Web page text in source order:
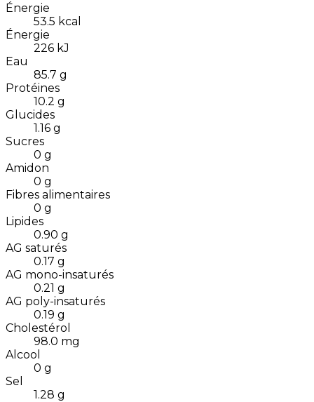
Énergie
53.5 kcal
Énergie
226 kJ
Eau
85.7 g
Protéines
10.2 g
Glucides
1.16 g
Sucres
0 g
Amidon
0 g
Fibres alimentaires
0 g
Lipides
0.90 g
AG saturés
0.17 g
AG mono-insaturés
0.21 g
AG poly-insaturés
0.19 g
Cholestérol
98.0 mg
Alcool
0 g
Sel
1.28 g